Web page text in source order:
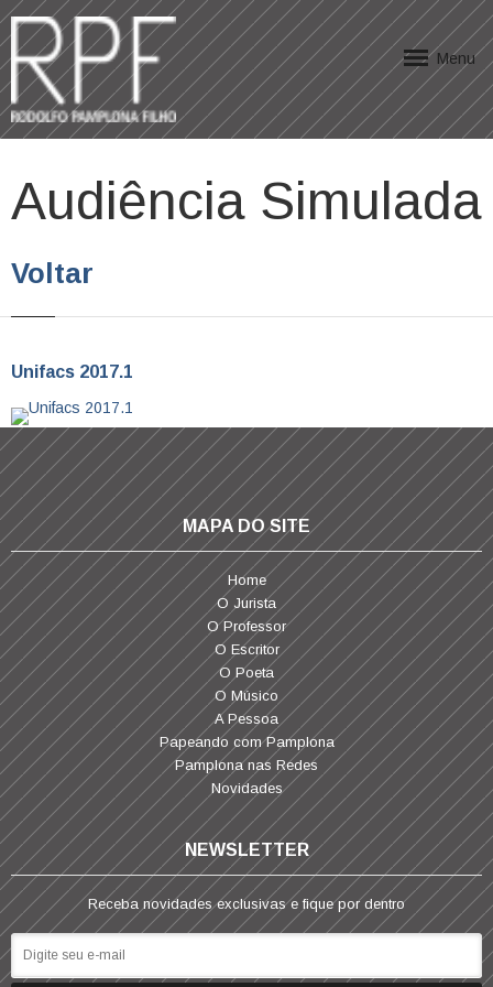
Menu
Audiência Simulada
Voltar
Unifacs 2017.1
MAPA DO SITE
Home
O Jurista
O Professor
O Escritor
O Poeta
O Músico
A Pessoa
Papeando com Pamplona
Pamplona nas Redes
Novidades
NEWSLETTER
Receba novidades exclusivas e fique por dentro